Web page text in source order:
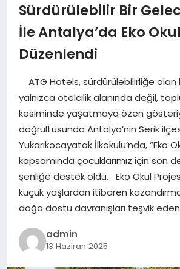
EĞITIM
EKONOMI
MAGAZIN
SAĞLIK
SIYASET
SPOR
YAŞAM
Sürdürülebilir Bir
İle Antalya’da Eko
Düzenlendi
ATG Hotels, sürdürülebilirliğe olan
yalnızca otelcilik alanında değil,
kesiminde yaşatmaya özen
doğrultusunda Antalya’nın Serik
Yukarıkocayatak İlkokulu’nda, “Eko
kapsamında çocuklarımız için son
şenliğe destek oldu. Eko Okul
küçük yaşlardan itibaren
doğa dostu davranışları teşvik
admin
13 Haziran 2025